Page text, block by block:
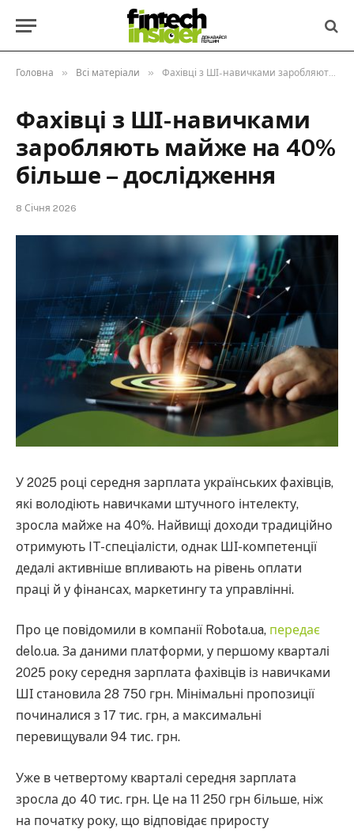
Головна » Всі матеріали » Фахівці з ШІ-навичками заробляють майже на 40% більше – дослідження
Фахівці з ШІ-навичками
заробляють майже на 40%
більше – дослідження
8 Січня 2026
У 2025 році середня зарплата українських фахівців,
які володіють навичками штучного інтелекту,
зросла майже на 40%. Найвищі доходи традиційно
отримують IT-спеціалісти, однак ШІ-компетенції
дедалі активніше впливають на рівень оплати
праці й у фінансах, маркетингу та управлінні.
Про це повідомили в компанії Robota.ua, передає
delo.ua. За даними платформи, у першому кварталі
2025 року середня зарплата фахівців із навичками
ШІ становила 28 750 грн. Мінімальні пропозиції
починалися з 17 тис. грн, а максимальні
перевищували 94 тис. грн.
Уже в четвертому кварталі середня зарплата
зросла до 40 тис. грн. Це на 11 250 грн більше, ніж
на початку року, що відповідає приросту